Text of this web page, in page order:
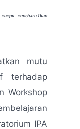
menghasilkan
mutu
terhadap
Workshop
IPA